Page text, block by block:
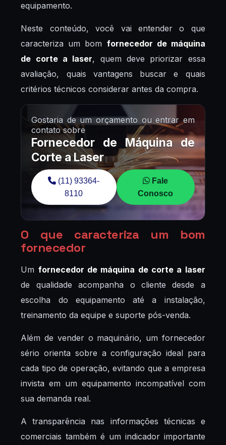
equipamento.
Neste conteúdo, você vai entender o que
caracteriza um bom fornecedor de máquina
de corte a laser, quem deve priorizar essa
avaliação, quais vantagens buscar e quais
critérios técnicos considerar antes da compra.
Gostaria de um orçamento ou entrar em
contato sobre
Fornecedor de Máquina de
Corte a Laser
(11) 93364-
8110
Fale
Conosco
O que caracteriza um bom
fornecedor
Um fornecedor de máquina de corte a laser
de qualidade acompanha o cliente desde a
escolha do equipamento até a instalação,
treinamento da equipe e suporte pós-venda.
Além de vender o maquinário, um fornecedor
sério orienta sobre a configuração ideal para
cada tipo de operação, evitando que a empresa
invista em um equipamento incompatível com
sua demanda real.
A transparência nas informações técnicas e
comerciais também é um indicador importante